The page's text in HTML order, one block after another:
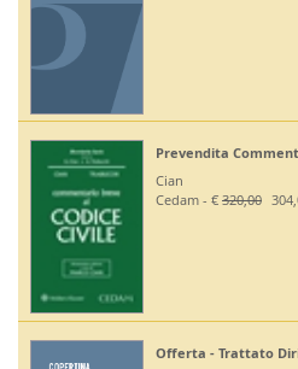
Prevendita
Cian
Cedam - € 320,00
Offerta - Trattato